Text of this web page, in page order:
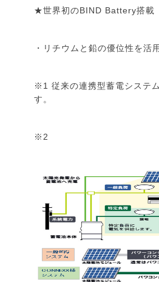
★世界初のBIND Battery搭載
・リチウムと鉛の優位性を
※1 従来の連携型蓄電システ
す。
※2